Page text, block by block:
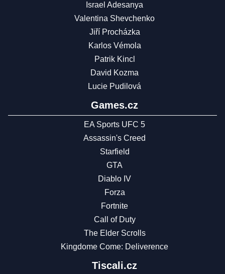
Israel Adesanya
Valentina Shevchenko
Jiří Procházka
Karlos Vémola
Patrik Kincl
David Kozma
Lucie Pudilová
Games.cz
EA Sports UFC 5
Assassin's Creed
Starfield
GTA
Diablo IV
Forza
Fortnite
Call of Duty
The Elder Scrolls
Kingdome Come: Deliverence
Tiscali.cz